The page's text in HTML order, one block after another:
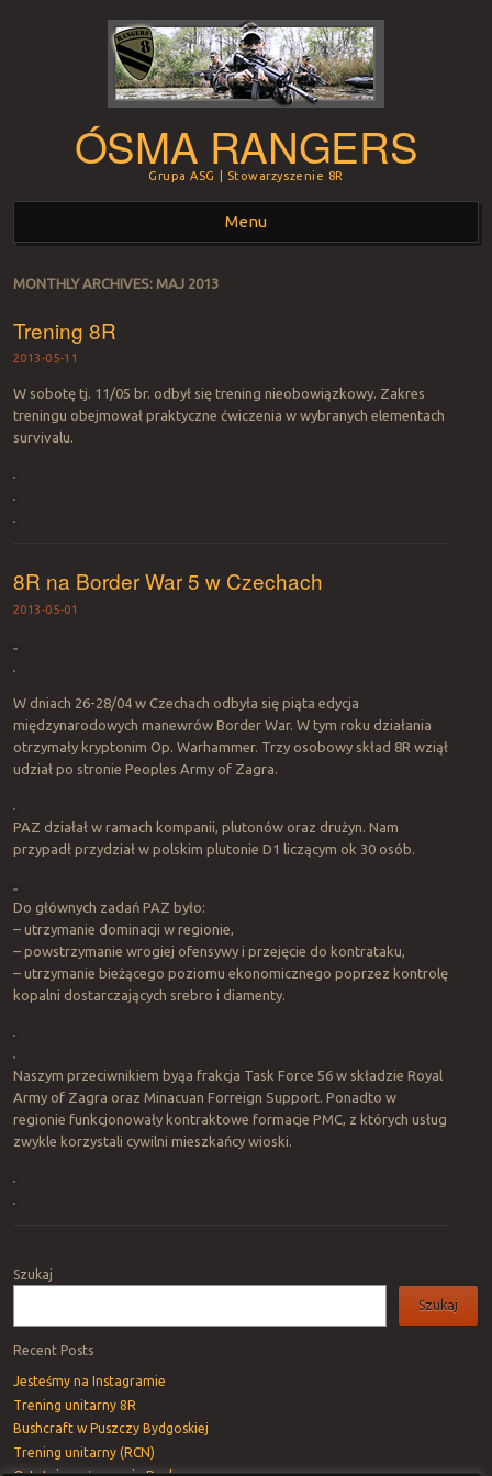
ÓSMA RANGERS
Grupa ASG | Stowarzyszenie 8R
Menu
Skip to content
MONTHLY ARCHIVES: MAJ 2013
Trening 8R
2013-05-11
W sobotę tj. 11/05 br. odbył się trening nieobowiązkowy. Zakres
treningu obejmował praktyczne ćwiczenia w wybranych elementach
survivalu.
8R na Border War 5 w Czechach
2013-05-01
W dniach 26-28/04 w Czechach odbyła się piąta edycja
międzynarodowych manewrów Border War. W tym roku działania
otrzymały kryptonim Op. Warhammer. Trzy osobowy skład 8R wziął
udział po stronie Peoples Army of Zagra.
PAZ działał w ramach kompanii, plutonów oraz drużyn. Nam
przypadł przydział w polskim plutonie D1 liczącym ok 30 osób.
Do głównych zadań PAZ było:
– utrzymanie dominacji w regionie,
– powstrzymanie wrogiej ofensywy i przejęcie do kontrataku,
– utrzymanie bieżącego poziomu ekonomicznego poprzez kontrolę
kopalni dostarczających srebro i diamenty.
Naszym przeciwnikiem byąa frakcja Task Force 56 w składzie Royal
Army of Zagra oraz Minacuan Forreign Support. Ponadto w
regionie funkcjonowały kontraktowe formacje PMC, z których usług
zwykle korzystali cywilni mieszkańcy wioski.
Szukaj
Szukaj
Recent Posts
Jesteśmy na Instagramie
Trening unitarny 8R
Bushcraft w Puszczy Bydgoskiej
Trening unitarny (RCN)